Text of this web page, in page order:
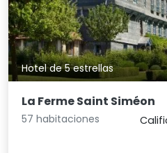
Hotel de 5 estrellas
La Ferme Saint Siméon
57 habitaciones